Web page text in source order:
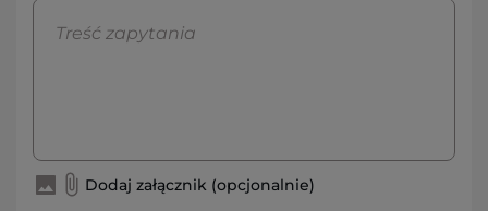
Dodaj załącznik (opcjonalnie)